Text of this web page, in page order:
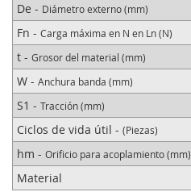
De - Diámetro externo (mm)
Fn - Carga máxima en N en Ln (N)
t - Grosor del material (mm)
W - Anchura banda (mm)
S1 - Tracción (mm)
Ciclos de vida útil - (Piezas)
hm - Orificio para acoplamiento (mm)
Material